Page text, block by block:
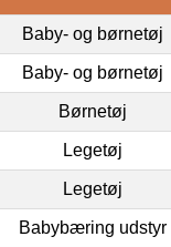
Baby- og børnetøj
Baby- og børnetøj
Børnetøj
Legetøj
Legetøj
Babybæring udstyr